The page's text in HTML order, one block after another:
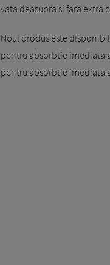
vata deasupra si fara extra
Noul produs este
pentru absorbtie imediata
pentru absorbtie imediata